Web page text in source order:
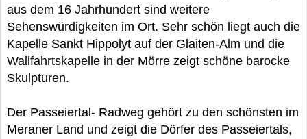
aus dem 16 Jahrhundert sind weitere
Sehenswürdigkeiten im Ort. Sehr schön liegt auch die
Kapelle Sankt Hippolyt auf der Glaiten-Alm und die
Wallfahrtskapelle in der Mörre zeigt schöne barocke
Skulpturen.
Der Passeiertal- Radweg gehört zu den schönsten im
Meraner Land und zeigt die Dörfer des Passeiertals,